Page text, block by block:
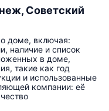
Советский
доме, включая:
наличие и список
в доме,
такие как год
и использованные
компании: её